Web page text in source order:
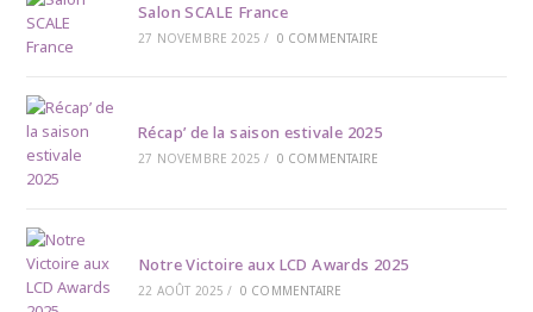
Salon SCALE France
27 NOVEMBRE 2025 / 0 COMMENTAIRE
Récap’ de la saison estivale 2025
27 NOVEMBRE 2025 / 0 COMMENTAIRE
Notre Victoire aux LCD Awards 2025
22 AOÛT 2025 / 0 COMMENTAIRE